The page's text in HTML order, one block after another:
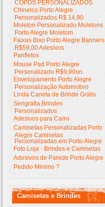
COPOS PERSONALIZADOS
Chinelos Porto Alegre
Personalizados R$ 14,90
Moleton Personalizado Moletons
Porto Alegre Moletom
Faixas Bixo Porto Alegre Banners
R$59,00 Adesivos
Panfletos
Mouse Pad Porto Alegre
Personalizado R$9,90un.
Envelopamento Porto Alegre
Personalização Automotivo
Linda Caneta de Brinde Grátis
Serigrafia Brindes
Personalizados
Adesivos para Carro
Camisetas Personalizadas Porto
Alegre Camisetas
Personalizadas em Porto Alegre
Foto Loja - Brindes e Camisetas
Adesivos de Parede Porto Alegre
Pedido Mínimo ?
Camisetas e Brindes